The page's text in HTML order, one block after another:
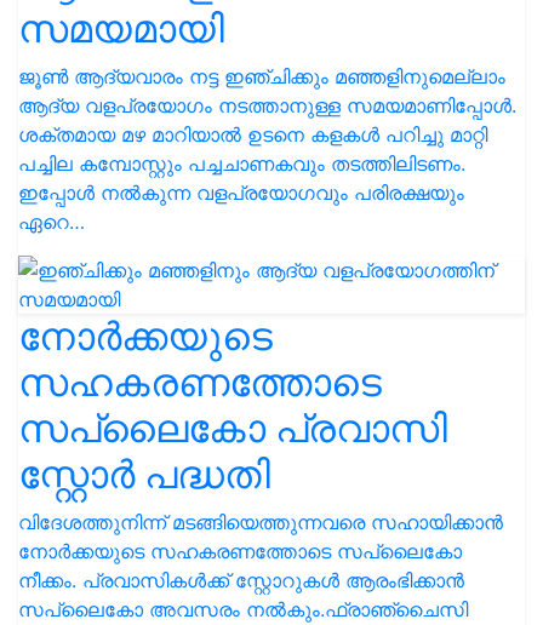
സമയമായി
ജൂണ്‍ ആദ്യവാരം നട്ട ഇഞ്ചിക്കും മഞ്ഞളിനുമെല്ലാം
ആദ്യ വളപ്രയോഗം നടത്താനുള്ള സമയമാണിപ്പോള്‍.
ശക്തമായ മഴ മാറിയാല്‍ ഉടനെ കളകള്‍ പറിച്ചു മാറ്റി
പച്ചില കമ്പോസ്റ്റും പച്ചചാണകവും തടത്തിലിടണം.
ഇപ്പോള്‍ നല്‍കുന്ന വളപ്രയോഗവും പരിരക്ഷയും
ഏറെ…
നോര്‍ക്കയുടെ
സഹകരണത്തോടെ
സപ്ലൈകോ പ്രവാസി
സ്റ്റോര്‍ പദ്ധതി
വിദേശത്തുനിന്ന് മടങ്ങിയെത്തുന്നവരെ സഹായിക്കാന്‍
നോര്‍ക്കയുടെ സഹകരണത്തോടെ സപ്ലൈകോ
നീക്കം. പ്രവാസികള്‍ക്ക് സ്റ്റോറുകള്‍ ആരംഭിക്കാൻ
സപ്ലൈകോ അവസരം നല്‍കും.ഫ്രാഞ്ചൈസി